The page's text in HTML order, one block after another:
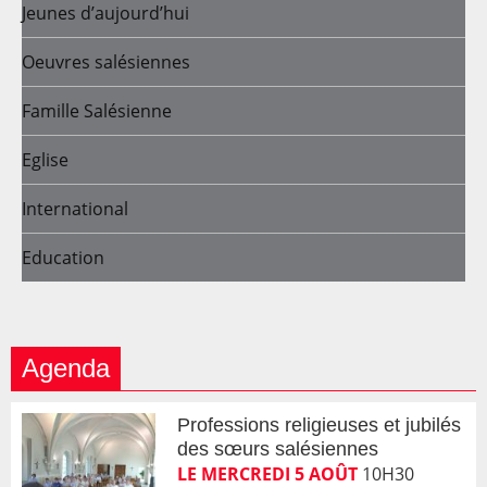
Jeunes d’aujourd’hui
Oeuvres salésiennes
Famille Salésienne
Eglise
International
Education
Agenda
Professions religieuses et jubilés
des sœurs salésiennes
LE MERCREDI 5 AOÛT 10H30